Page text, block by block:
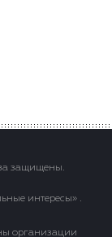
защищены.
интересы» .
организации